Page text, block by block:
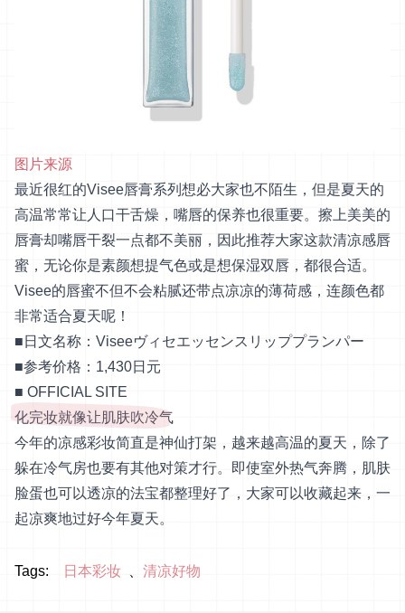
图片来源
最近很红的Visee唇膏系列想必大家也不陌生，但是夏天的
高温常常让人口干舌燥，嘴唇的保养也很重要。擦上美美的
唇膏却嘴唇干裂一点都不美丽，因此推荐大家这款清凉感唇
蜜，无论你是素颜想提气色或是想保湿双唇，都很合适。
Visee的唇蜜不但不会粘腻还带点凉凉的薄荷感，连颜色都
非常适合夏天呢！
■日文名称：Viseeヴィセエッセンスリッププランパー
■参考价格：1,430日元
■ OFFICIAL SITE
化完妆就像让肌肤吹冷气
今年的凉感彩妆简直是神仙打架，越来越高温的夏天，除了
躲在冷气房也要有其他对策才行。即使室外热气奔腾，肌肤
脸蛋也可以透凉的法宝都整理好了，大家可以收藏起来，一
起凉爽地过好今年夏天。
Tags: 日本彩妆 清凉好物